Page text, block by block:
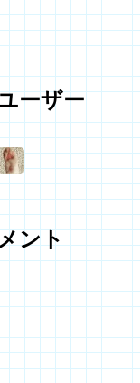
ーザー
ント